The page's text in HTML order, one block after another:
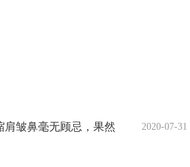
2020-07-31
肩皱鼻毫无顾忌，果然